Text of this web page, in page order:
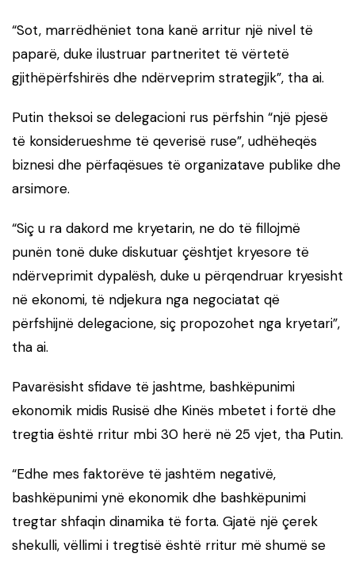
“Sot, marrëdhëniet tona kanë arritur një nivel të
paparë, duke ilustruar partneritet të vërtetë
gjithëpërfshirës dhe ndërveprim strategjik”, tha ai.
Putin theksoi se delegacioni rus përfshin “një pjesë
të konsiderueshme të qeverisë ruse”, udhëheqës
biznesi dhe përfaqësues të organizatave publike dhe
arsimore.
“Siç u ra dakord me kryetarin, ne do të fillojmë
punën tonë duke diskutuar çështjet kryesore të
ndërveprimit dypalësh, duke u përqendruar kryesisht
në ekonomi, të ndjekura nga negociatat që
përfshijnë delegacione, siç propozohet nga kryetari”,
tha ai.
Pavarësisht sfidave të jashtme, bashkëpunimi
ekonomik midis Rusisë dhe Kinës mbetet i fortë dhe
tregtia është rritur mbi 30 herë në 25 vjet, tha Putin.
“Edhe mes faktorëve të jashtëm negativë,
bashkëpunimi ynë ekonomik dhe bashkëpunimi
tregtar shfaqin dinamika të forta. Gjatë një çerek
shekulli, vëllimi i tregtisë është rritur më shumë se